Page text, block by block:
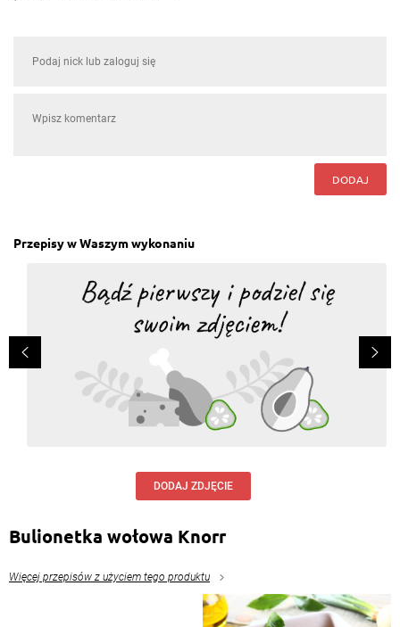
DODAJ
Przepisy w Waszym wykonaniu
DODAJ ZDJĘCIE
Bulionetka wołowa Knorr
Więcej przepisów z użyciem tego produktu